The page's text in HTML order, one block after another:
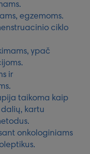
egzemoms.
ciklo
ypač
ir
taikoma kaip
kartu
onkologiniams